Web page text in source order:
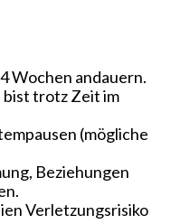
Wochen andauern.
bist trotz Zeit im
(mögliche
Beziehungen
Verletzungsrisiko